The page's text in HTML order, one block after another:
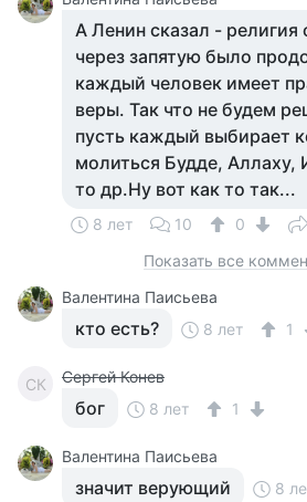
А Ленин сказал - религия
через запятую было
каждый человек имеет
веры. Так что не будем
пусть каждый выбирает
молиться Будде, Аллаху,
то др.Ну вот как то так...
8 лет 10
0
Показать все
Валентина Паисьева
кто есть? 8 лет 1
СК Сергей Конев
бог 8 лет 1
Валентина Паисьева
значит верующий 8